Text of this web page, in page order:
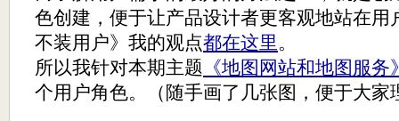
色创建，便于让产品设计者更客观地站在用
不装用户》我的观点都在这里。
所以我针对本期主题 《地图网站和地图服务
个用户角色。（随手画了几张图，便于大家